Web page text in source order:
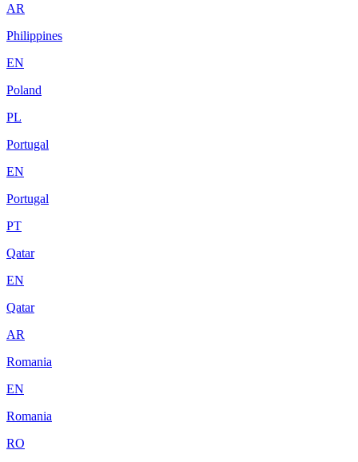
AR
Philippines
EN
Poland
PL
Portugal
EN
Portugal
PT
Qatar
EN
Qatar
AR
Romania
EN
Romania
RO